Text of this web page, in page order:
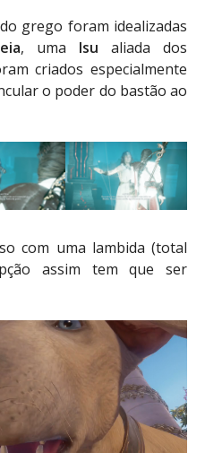
grego foram idealizadas
, uma Isu aliada dos
criados especialmente
o poder do bastão ao
com uma lambida (total
assim tem que ser